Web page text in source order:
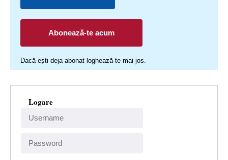
Abonează-te acum
Dacă ești deja abonat loghează-te mai jos.
Logare